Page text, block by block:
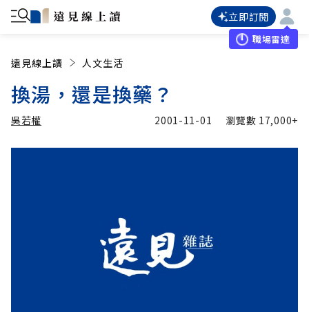
立即訂閱
職場雷達
遠見線上讀 人文生活
換湯，還是換藥？
吳若權 2001-11-01 瀏覽數 17,000+